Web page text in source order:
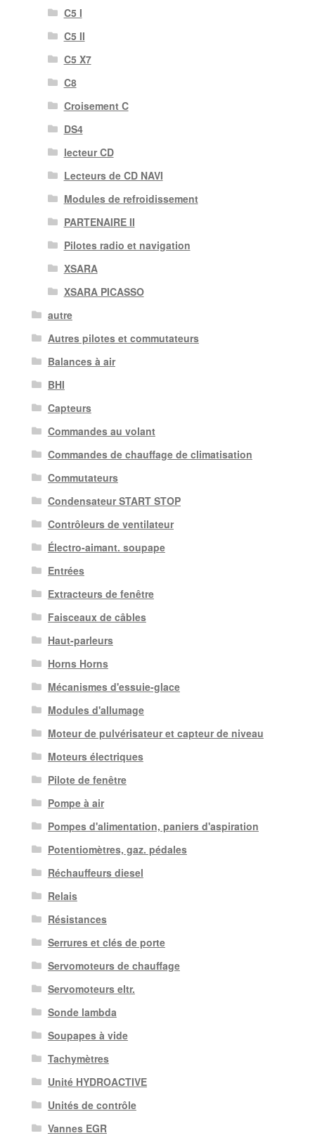
C5 I
C5 II
C5 X7
C8
Croisement C
DS4
lecteur CD
Lecteurs de CD NAVI
Modules de refroidissement
PARTENAIRE II
Pilotes radio et navigation
XSARA
XSARA PICASSO
autre
Autres pilotes et commutateurs
Balances à air
BHI
Capteurs
Commandes au volant
Commandes de chauffage de climatisation
Commutateurs
Condensateur START STOP
Contrôleurs de ventilateur
Électro-aimant. soupape
Entrées
Extracteurs de fenêtre
Faisceaux de câbles
Haut-parleurs
Horns Horns
Mécanismes d'essuie-glace
Modules d'allumage
Moteur de pulvérisateur et capteur de niveau
Moteurs électriques
Pilote de fenêtre
Pompe à air
Pompes d'alimentation, paniers d'aspiration
Potentiomètres, gaz. pédales
Réchauffeurs diesel
Relais
Résistances
Serrures et clés de porte
Servomoteurs de chauffage
Servomoteurs eltr.
Sonde lambda
Soupapes à vide
Tachymètres
Unité HYDROACTIVE
Unités de contrôle
Vannes EGR